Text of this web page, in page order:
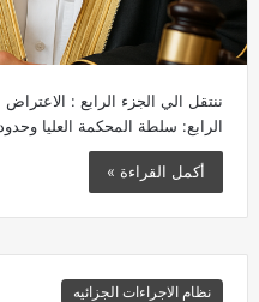
ننتقل الي الجزء الرابع :
الرابع: سلطة المحكمة العليا
أكمل القراءة »
نظام الاجراءات الجزائيه